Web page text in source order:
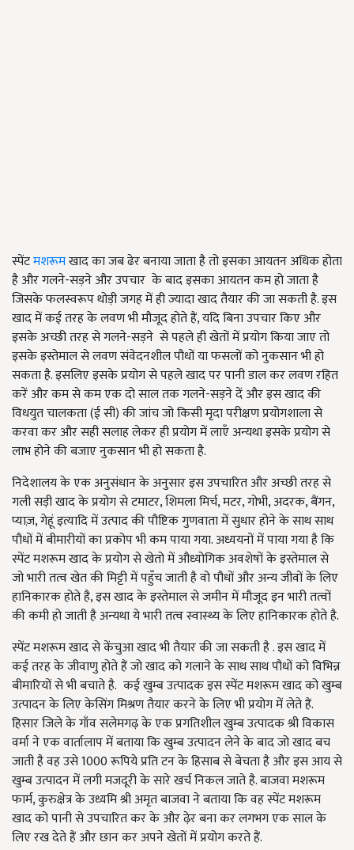
स्पेंटमशरूमखाद का जब ढेर बनाया जाता है तो इसका आयतन अधिक होता
है और गलने-सड़ने और उपचार के बाद इसका आयतन कम हो जाता है
जिसके फलस्वरूप थोड़ी जगह में ही ज्यादा खाद तैयार की जा सकती है. इस
खाद में कई तरह के लवण भी मौजूद होते हैं, यदि बिना उपचार किए और
इसके अच्छी तरह से गलने-सड़ने से पहले ही खेतों में प्रयोग किया जाए तो
इसके इस्तेमाल से लवण संवेदनशील पौधों या फसलों को नुकसान भी हो
सकता है. इसलिए इसके प्रयोग से पहले खाद पर पानी डाल कर लवण रहित
करें और कम से कम एक दो साल तक गलने-सड़ने दें और इस खाद की
विधयुत चालकता (ई सी) की जांच जो किसी मृदा परीक्षण प्रयोगशाला से
करवा कर और सही सलाह लेकर ही प्रयोग में लाएँ अन्यथा इसके प्रयोग से
लाभ होने की बजाए नुकसान भी हो सकता है.
निदेशालय के एक अनुसंधान के अनुसार इस उपचारित और अच्छी तरह से
गली सड़ी खाद के प्रयोग से टमाटर, शिमला मिर्च, मटर, गोभी, अदरक, बैंगन,
प्याज़, गेहूं इत्यादि में उत्पाद की पौष्टिक गुणवाता में सुधार होने के साथ साथ
पौधों में बीमारीयों का प्रकोप भी कम पाया गया. अध्ययनों में पाया गया है कि
स्पेंट मशरूम खाद के प्रयोग से खेतो में औध्योगिक अवशेषों के इस्तेमाल से
जो भारी तत्व खेत की मिट्टी में पहुँच जाती है वो पौधों और अन्य जीवों के लिए
हानिकारक होते है, इस खाद के इस्तेमाल से जमीन में मौजूद इन भारी तत्वों
की कमी हो जाती है अन्यथा ये भारी तत्व स्वास्थ्य के लिए हानिकारक होते है.
स्पेंट मशरूम खाद से केंचुआ खाद भी तैयार की जा सकती है . इस खाद में
कई तरह के जीवाणु होते हैं जो खाद को गलाने के साथ साथ पौधों को विभिन्न
बीमारियों से भी बचाते है. कई खुम्ब उत्पादक इस स्पेंट मशरूम खाद को खुम्ब
उत्पादन के लिए केसिंग मिश्रण तैयार करने के लिए भी प्रयोग में लेते हैं.
हिसार जिले के गाँव सलेमगढ़ के एक प्रगतिशील खुम्ब उत्पादक श्री विकास
वर्मा ने एक वार्तालाप में बताया कि खुम्ब उत्पादन लेने के बाद जो खाद बच
जाती है वह उसे 1000 रूपिये प्रति टन के हिसाब से बेचता है और इस आय से
खुम्ब उत्पादन में लगी मजदूरी के सारे खर्च निकल जाते है. बाजवा मशरूम
फार्म, कुरुक्षेत्र के उध्यमि श्री अमृत बाजवा ने बताया कि वह स्पेंट मशरूम
खाद को पानी से उपचारित कर के और ढ़ेर बना कर लगभग एक साल के
लिए रख देते हैं और छान कर अपने खेतों में प्रयोग करते हैं.